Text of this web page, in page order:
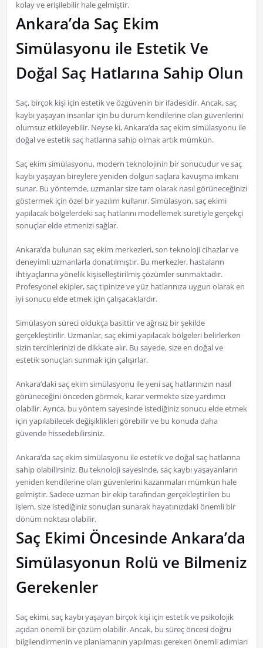
kolay ve erişilebilir hale gelmiştir.
Ankara’da Saç Ekim
Simülasyonu ile Estetik Ve
Doğal Saç Hatlarına Sahip Olun
Saç, birçok kişi için estetik ve özgüvenin bir ifadesidir. Ancak, saç
kaybı yaşayan insanlar için bu durum kendilerine olan güvenlerini
olumsuz etkileyebilir. Neyse ki, Ankara’da saç ekim simülasyonu ile
doğal ve estetik saç hatlarına sahip olmak artık mümkün.
Saç ekim simülasyonu, modern teknolojinin bir sonucudur ve saç
kaybı yaşayan bireylere yeniden dolgun saçlara kavuşma imkanı
sunar. Bu yöntemde, uzmanlar size tam olarak nasıl görüneceğinizi
göstermek için özel bir yazılım kullanır. Simülasyon, saç ekimi
yapılacak bölgelerdeki saç hatlarını modellemek suretiyle gerçekçi
sonuçlar elde etmenizi sağlar.
Ankara’da bulunan saç ekim merkezleri, son teknoloji cihazlar ve
deneyimli uzmanlarla donatılmıştır. Bu merkezler, hastaların
ihtiyaçlarına yönelik kişiselleştirilmiş çözümler sunmaktadır.
Profesyonel ekipler, saç tipinize ve yüz hatlarınıza uygun olarak en
iyi sonucu elde etmek için çalışacaklardır.
Simülasyon süreci oldukça basittir ve ağrısız bir şekilde
gerçekleştirilir. Uzmanlar, saç ekimi yapılacak bölgeleri belirlerken
sizin tercihlerinizi de dikkate alır. Bu sayede, size en doğal ve
estetik sonuçları sunmak için çalışırlar.
Ankara’daki saç ekim simülasyonu ile yeni saç hatlarınızın nasıl
görüneceğini önceden görmek, karar vermekte size yardımcı
olabilir. Ayrıca, bu yöntem sayesinde istediğiniz sonucu elde etmek
için yapılabilecek değişiklikleri görebilir ve bu konuda daha
güvende hissedebilirsiniz.
Ankara’da saç ekim simülasyonu ile estetik ve doğal saç hatlarına
sahip olabilirsiniz. Bu teknoloji sayesinde, saç kaybı yaşayanların
yeniden kendilerine olan güvenlerini kazanmaları mümkün hale
gelmiştir. Sadece uzman bir ekip tarafından gerçekleştirilen bu
işlem, size istediğiniz sonuçları sunarak hayatınızdaki önemli bir
dönüm noktası olabilir.
Saç Ekimi Öncesinde Ankara’da
Simülasyonun Rolü ve Bilmeniz
Gerekenler
Saç ekimi, saç kaybı yaşayan birçok kişi için estetik ve psikolojik
açıdan önemli bir çözüm olabilir. Ancak, bu süreç öncesi doğru
bilgilendirmenin ve planlamanın yapılması gereken önemli adımları